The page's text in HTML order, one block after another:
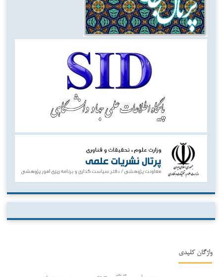
واژگان کلیدی
تبحر حرکتی
عضله اسکلتی